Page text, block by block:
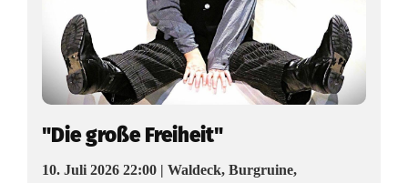
"Die große Freiheit"
10. Juli 2026 22:00 | Waldeck, Burgruine,